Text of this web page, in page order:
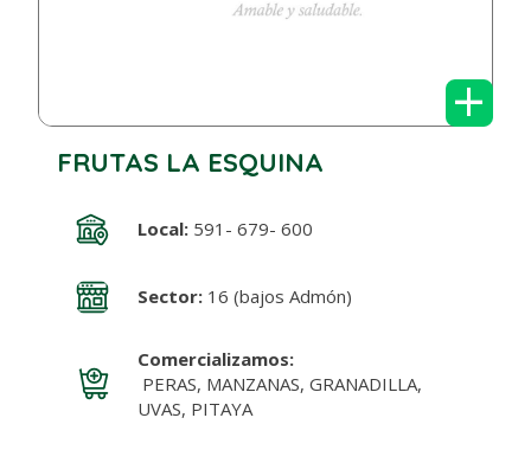
+
FRUTAS LA ESQUINA
Local:591- 679- 600
Sector:16 (bajos Admón)
Comercializamos:
PERAS, MANZANAS, GRANADILLA,
UVAS, PITAYA